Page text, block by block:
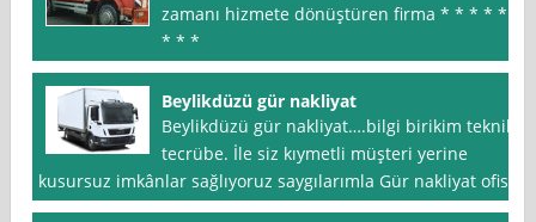
zamanı hizmete dönüştüren firma * * * * *
* * *
Beylikdüzü gür nakliyat
Beylikdüzü gür nakliyat….bilgi birikim teknik
tecrübe. İle siz kıymetli müşteri yerine
kusursuz imkânlar sağlıyoruz saygılarımla Gür nakliyat ofis